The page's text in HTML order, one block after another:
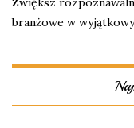
branżowe w